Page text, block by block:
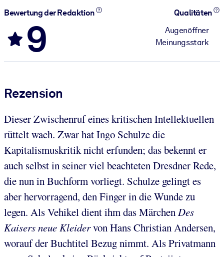
Bewertung der Redaktion
9
Qualitäten
Augenöffner
Meinungsstark
Rezension
Dieser Zwischenruf eines kritischen Intellektuellen
rüttelt wach. Zwar hat Ingo Schulze die
Kapitalismuskritik nicht erfunden; das bekennt er
auch selbst in seiner viel beachteten Dresdner Rede,
die nun in Buchform vorliegt. Schulze gelingt es
aber hervorragend, den Finger in die Wunde zu
legen. Als Vehikel dient ihm das Märchen Des
Kaisers neue Kleidervon Hans Christian Andersen,
worauf der Buchtitel Bezug nimmt. Als Privatmann